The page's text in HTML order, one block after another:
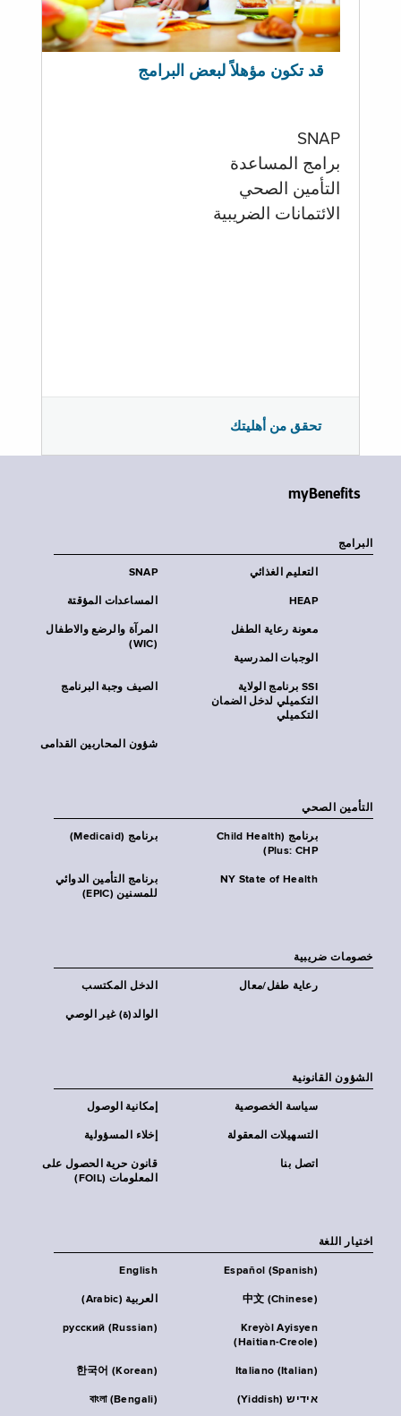
قد تكون مؤهلاً لبعض البرامج
SNAP
برامج المساعدة
التأمين الصحي
الائتمانات الضريبية
تحقق من أهليتك
myBenefits
البرامج
SNAP التعليم الغذائي
المساعدات المؤقتة HEAP
المرآة والرضع والاطفال
(WIC)
معونة رعاية الطفل
الوجبات المدرسية
الصيف وجبة البرنامج
SSI برنامج الولاية
التكميلي لدخل الضمان
التكميلي
شؤون المحاربين القدامى
التأمين الصحي
برنامج (Medicaid)
برنامج (Child Health
Plus: CHP)
برنامج التأمين الدوائي
للمسنين (EPIC)
NY State of Health
خصومات ضريبية
الدخل المكتسب رعاية طفل/معال
الوالد(ة) غير الوصي
الشؤون القانونية
إمكانية الوصول سياسة الخصوصية
إخلاء المسؤولية التسهيلات المعقولة
قانون حرية الحصول على
المعلومات (FOIL)
اتصل بنا
اختيار اللغة
English Español (Spanish)
العربية (Arabic) 中文 (Chinese)
русский (Russian)
Kreyòl Ayisyen
(Haitian-Creole)
한국어 (Korean) Italiano (Italian)
বাংলা (Bengali) אידיש (Yiddish)